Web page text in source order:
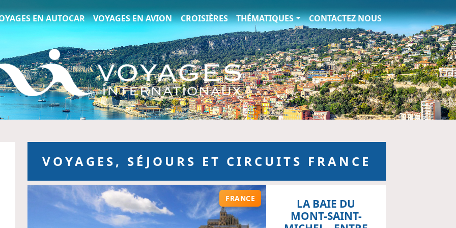
Voyages Internationaux
EN AUTOCAR VOYAGES EN AVION CROISIÈRES THÉMATIQUES CONTACTEZ NOUS
VOYAGES, SÉJOURS ET CIRCUITS FRANCE
FRANCE
LA BAIE DU
MONT-SAINT-